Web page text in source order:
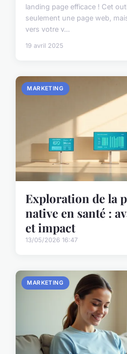
landing page efficace ! Cet
seulement une page web,
vers votre v...
19 avril 2025
MARKETING
Exploration de la
native en santé :
et impact
13/05/2026 16:47
MARKETING